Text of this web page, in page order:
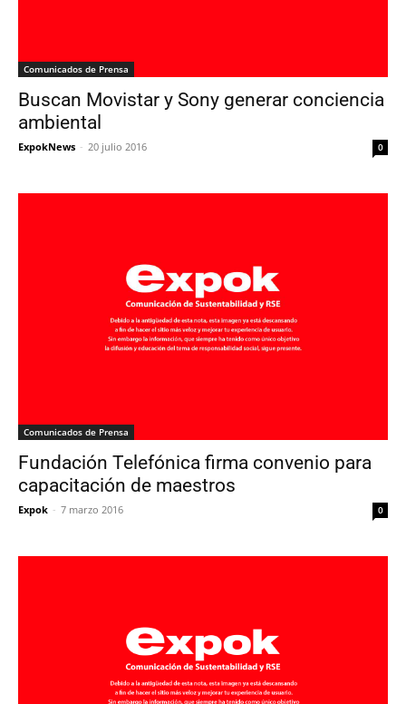
Comunicados de Prensa
Buscan Movistar y Sony generar conciencia
ambiental
ExpokNews - 20 julio 2016 0
Comunicados de Prensa
Fundación Telefónica firma convenio para
capacitación de maestros
Expok - 7 marzo 2016 0